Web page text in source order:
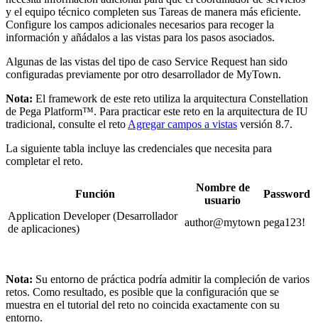
y el equipo técnico completen sus Tareas de manera más eficiente.
Configure los campos adicionales necesarios para recoger la
información y añádalos a las vistas para los pasos asociados.
Algunas de las vistas del tipo de caso Service Request han sido
configuradas previamente por otro desarrollador de MyTown.
Nota: El framework de este reto utiliza la arquitectura Constellation
de Pega Platform™. Para practicar este reto en la arquitectura de IU
tradicional, consulte el reto Agregar campos a vistas versión 8.7.
La siguiente tabla incluye las credenciales que necesita para
completar el reto.
Función
Nombre de
usuario
Password
Application Developer (Desarrollador
de aplicaciones)
author@mytown pega123!
Nota: Su entorno de práctica podría admitir la compleción de varios
retos. Como resultado, es posible que la configuración que se
muestra en el tutorial del reto no coincida exactamente con su
entorno.